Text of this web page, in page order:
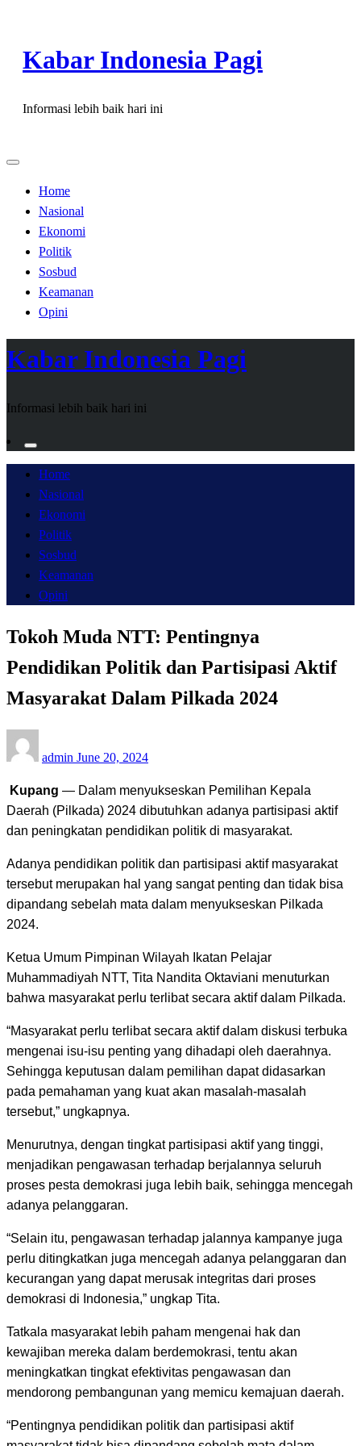
content
Kabar Indonesia Pagi
Informasi lebih baik hari ini
Home
Nasional
Ekonomi
Politik
Sosbud
Keamanan
Opini
Kabar Indonesia Pagi
Informasi lebih baik hari ini
Home
Nasional
Ekonomi
Politik
Sosbud
Keamanan
Opini
Tokoh Muda NTT: Pentingnya
Pendidikan Politik dan Partisipasi Aktif
Masyarakat Dalam Pilkada 2024
admin on
June 20, 2024
Kupang — Dalam menyukseskan Pemilihan Kepala
Daerah (Pilkada) 2024 dibutuhkan adanya partisipasi aktif
dan peningkatan pendidikan politik di masyarakat.
Adanya pendidikan politik dan partisipasi aktif masyarakat
tersebut merupakan hal yang sangat penting dan tidak bisa
dipandang sebelah mata dalam menyukseskan Pilkada
2024.
Ketua Umum Pimpinan Wilayah Ikatan Pelajar
Muhammadiyah NTT, Tita Nandita Oktaviani menuturkan
bahwa masyarakat perlu terlibat secara aktif dalam Pilkada.
“Masyarakat perlu terlibat secara aktif dalam diskusi terbuka
mengenai isu-isu penting yang dihadapi oleh daerahnya.
Sehingga keputusan dalam pemilihan dapat didasarkan
pada pemahaman yang kuat akan masalah-masalah
tersebut,” ungkapnya.
Menurutnya, dengan tingkat partisipasi aktif yang tinggi,
menjadikan pengawasan terhadap berjalannya seluruh
proses pesta demokrasi juga lebih baik, sehingga mencegah
adanya pelanggaran.
“Selain itu, pengawasan terhadap jalannya kampanye juga
perlu ditingkatkan juga mencegah adanya pelanggaran dan
kecurangan yang dapat merusak integritas dari proses
demokrasi di Indonesia,” ungkap Tita.
Tatkala masyarakat lebih paham mengenai hak dan
kewajiban mereka dalam berdemokrasi, tentu akan
meningkatkan tingkat efektivitas pengawasan dan
mendorong pembangunan yang memicu kemajuan daerah.
“Pentingnya pendidikan politik dan partisipasi aktif